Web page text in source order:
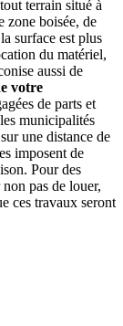
terrain situé à
zone boisée, de
surface est plus
du matériel,
aussi de
votre
de parts et
municipalités
une distance de
imposent de
Pour des
pas de louer,
ces travaux seront